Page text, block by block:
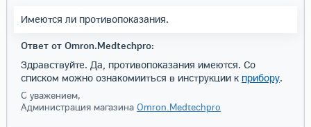
Имеются ли противопоказания.
Ответ от Omron.Medtechpro:
Здравствуйте. Да, противопоказания имеются. Со
списком можно ознакомииться в инструкции к прибору.
С уважением,
Администрация магазина Omron.Medtechpro